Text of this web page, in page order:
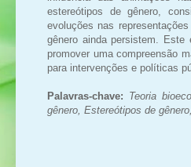
estereótipos de gênero,
evoluções nas
gênero ainda persistem.
promover uma compreensão
para intervenções e políticas
Palavras-chave: Teoria
gênero, Estereótipos de